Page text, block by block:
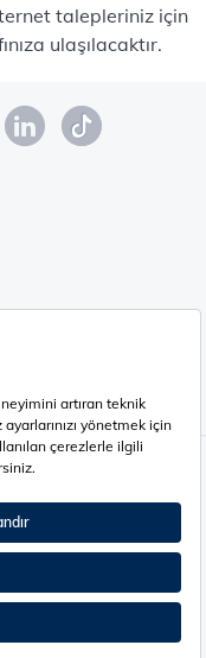
talepleriniz için
ulaşılacaktır.